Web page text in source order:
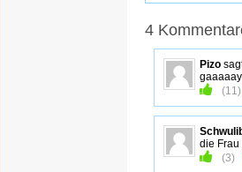
4
Pizo
(11)
die Frau
(3)